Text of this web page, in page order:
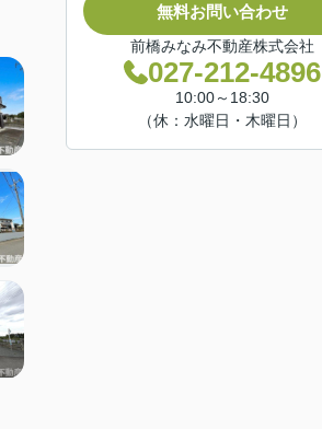
無料お問い合わせ
前橋みなみ不動産株式会社
027-212-4896
10:00～18:30
（休：水曜日・木曜日）